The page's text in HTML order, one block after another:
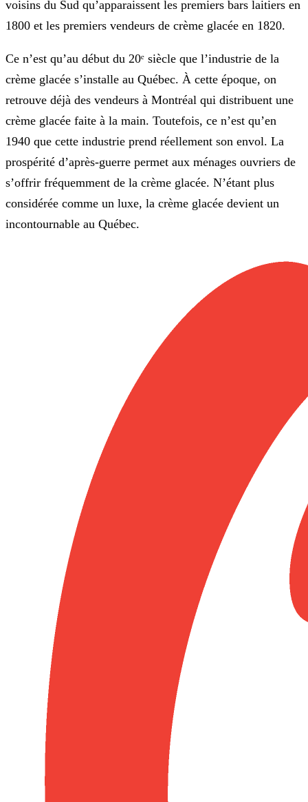
voisins du Sud qu’apparaissent les premiers bars laitiers en
1800 et les premiers vendeurs de crème glacée en 1820.
Ce n’est qu’au début du 20ᵉ siècle que l’industrie de la
crème glacée s’installe au Québec. À cette époque, on
retrouve déjà des vendeurs à Montréal qui distribuent une
crème glacée faite à la main. Toutefois, ce n’est qu’en
1940 que cette industrie prend réellement son envol. La
prospérité d’après-guerre permet aux ménages ouvriers de
s’offrir fréquemment de la crème glacée. N’étant plus
considérée comme un luxe, la crème glacée devient un
incontournable au Québec.